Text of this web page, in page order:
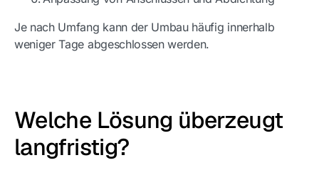
Je nach Umfang kann der Umbau häufig innerhalb
weniger Tage abgeschlossen werden.
Welche Lösung überzeugt
langfristig?